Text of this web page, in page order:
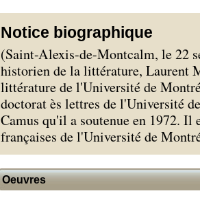
Notice biographique
(Saint-Alexis-de-Montcalm, le 22
historien de la littérature, Laurent
littérature de l'Université de
doctorat ès lettres de l'Université
Camus qu'il a soutenue en 1972. Il
françaises de l'Université de
Oeuvres